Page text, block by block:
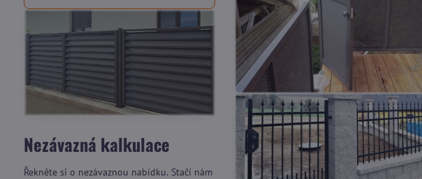
Nezávazná kalkulace
Řekněte si o nezávaznou nabídku. Stačí nám